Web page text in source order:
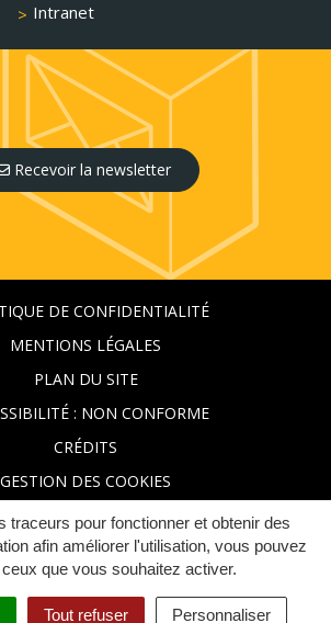
traceurs pour fonctionner et obtenir des
afin améliorer l'utilisation, vous pouvez
que vous souhaitez activer.
Tout refuser Personnaliser
Intranet
Recevoir la newsletter
DE CONFIDENTIALITÉ
MENTIONS LÉGALES
PLAN DU SITE
: NON CONFORME
CRÉDITS
GESTION DES COOKIES